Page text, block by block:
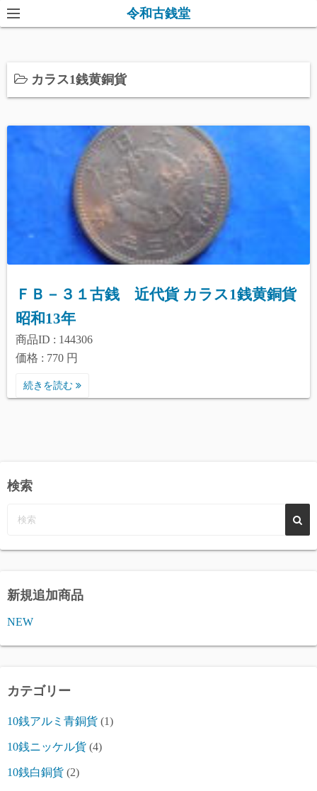
コ
ン
ン
へ
令和古銭堂
カラス1銭黄銅貨
ＦＢ－３１古銭 近代貨 カラス1銭黄銅貨
昭和13年
商品ID : 144306
価格 : 770 円
続きを読む
検索
新規追加商品
NEW
カテゴリー
10銭アルミ青銅貨 (1)
10銭ニッケル貨 (4)
10銭白銅貨 (2)